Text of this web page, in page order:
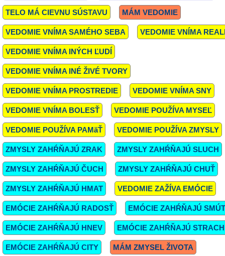
TELO MÁ CIEVNU SÚSTAVU MÁM VEDOMIE
VEDOMIE VNÍMA SAMÉHO SEBA VEDOMIE VNÍMA
VEDOMIE VNÍMA INÝCH ĽUDÍ
VEDOMIE VNÍMA INÉ ŽIVÉ TVORY
VEDOMIE VNÍMA PROSTREDIE VEDOMIE VNÍMA SNY
VEDOMIE VNÍMA BOLESŤ VEDOMIE POUŽÍVA MYSEĽ
VEDOMIE POUŽÍVA PAMäŤ VEDOMIE POUŽÍVA ZMYSLY
ZMYSLY ZAHŔŇAJÚ ZRAK ZMYSLY ZAHŔŇAJÚ SLUCH
ZMYSLY ZAHŔŇAJÚ ČUCH ZMYSLY ZAHŔŇAJÚ CHUŤ
ZMYSLY ZAHŔŇAJÚ HMAT VEDOMIE ZAŽÍVA EMÓCIE
EMÓCIE ZAHŔŇAJÚ RADOSŤ EMÓCIE ZAHŔŇAJÚ
EMÓCIE ZAHŔŇAJÚ HNEV EMÓCIE ZAHŔŇAJÚ STRACH
EMÓCIE ZAHŔŇAJÚ CITY MÁM ZMYSEL ŽIVOTA